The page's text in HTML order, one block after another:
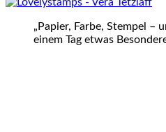
„Papier, Farbe, Stempel –
einem Tag etwas